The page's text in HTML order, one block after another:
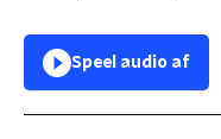
Speel audio af